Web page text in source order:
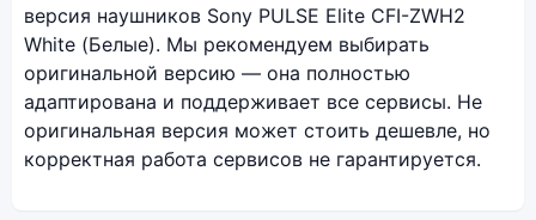
версия наушников Sony PULSE Elite CFI-ZWH2
White (Белые). Мы рекомендуем выбирать
оригинальной версию — она полностью
адаптирована и поддерживает все сервисы. Не
оригинальная версия может стоить дешевле, но
корректная работа сервисов не гарантируется.